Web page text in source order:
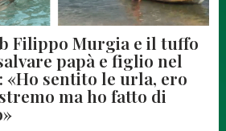
Filippo Murgia e il tuffo
papà e figlio nel
«Ho sentito le urla, ero
ma ho fatto di